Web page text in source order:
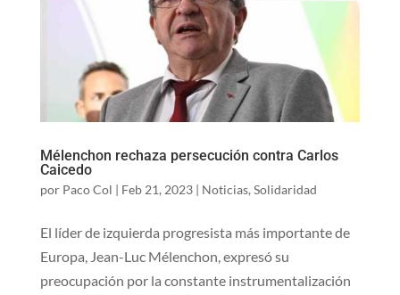
Mélenchon rechaza persecución contra Carlos
Caicedo
por Paco Col | Feb 21, 2023| Noticias, Solidaridad
El líder de izquierda progresista más importante de
Europa, Jean-Luc Mélenchon, expresó su
preocupación por la constante instrumentalización